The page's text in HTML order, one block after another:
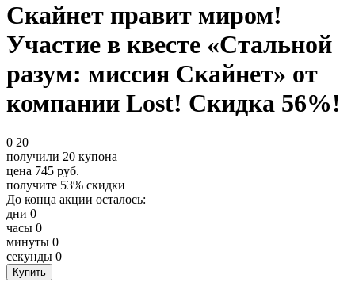
Скайнет правит миром!
Участие в квесте «Стальной
разум: миссия Скайнет» от
компании Lost! Скидка 56%!
0 20
получили 20 купона
цена 745 руб.
получите 53% скидки
До конца акции осталось:
дни 0
часы 0
минуты 0
секунды 0